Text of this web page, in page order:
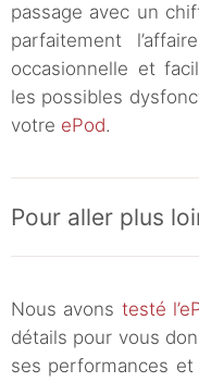
passage avec un
parfaitement
occasionnelle et
les possibles
votre ePod.
Pour aller plus
Nous avons testé
détails pour vous
ses performances et